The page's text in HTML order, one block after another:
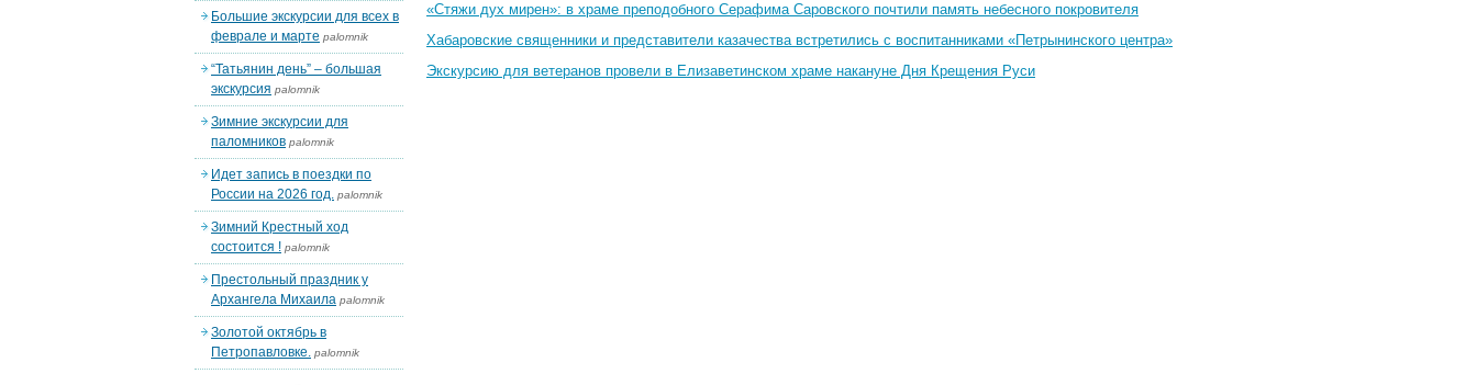
«Стяжи дух мирен»: в храме преподобного Серафима Саровского почтили память небесного покровителя
Хабаровские священники и представители казачества встретились с воспитанниками «Петрынинского центра»
Экскурсию для ветеранов провели в Елизаветинском храме накануне Дня Крещения Руси
Большие экскурсии для всех в
феврале и марте palomnik
“Татьянин день” – большая
экскурсия palomnik
Зимние экскурсии для
паломников palomnik
Идет запись в поездки по
России на 2026 год. palomnik
Зимний Крестный ход
состоится ! palomnik
Престольный праздник у
Архангела Михаила palomnik
Золотой октябрь в
Петропавловке. palomnik